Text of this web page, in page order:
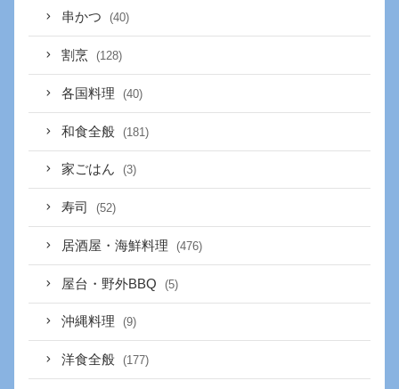
串かつ (40)
割烹 (128)
各国料理 (40)
和食全般 (181)
家ごはん (3)
寿司 (52)
居酒屋・海鮮料理 (476)
屋台・野外BBQ (5)
沖縄料理 (9)
洋食全般 (177)